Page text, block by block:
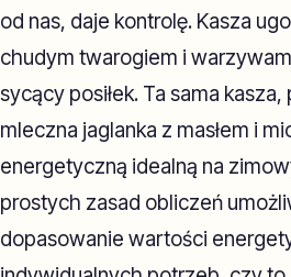
od nas, daje kontrolę. Kasza
chudym twarogiem i
sycący posiłek. Ta sama
mleczna jaglanka z masłem i
energetyczną idealną na
prostych zasad obliczeń
dopasowanie wartości